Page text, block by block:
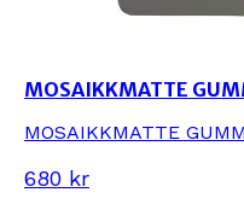
MOSAIKKMATTE
MOSAIKKMATTE
680 kr